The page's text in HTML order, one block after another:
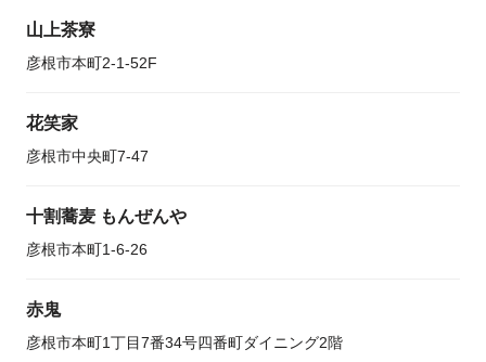
山上茶寮
彦根市本町2-1-52F
花笑家
彦根市中央町7-47
十割蕎麦 もんぜんや
彦根市本町1-6-26
赤鬼
彦根市本町1丁目7番34号四番町ダイニング2階